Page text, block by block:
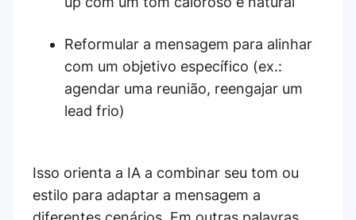
Reformular a mensagem para alinhar
com um objetivo específico (ex.:
agendar uma reunião, reengajar um
lead frio)
Isso orienta a IA a combinar seu tom ou
estilo para adaptar a mensagem a